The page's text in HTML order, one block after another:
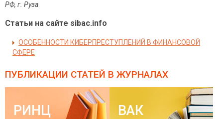
РФ, г Руза
Статьи на сайте sibac.info
ОСОБЕННОСТИ КИБЕРПРЕСТУПЛЕНИЙ В ФИНАНСОВОЙ
СФЕРЕ
ПУБЛИКАЦИИ СТАТЕЙ В ЖУРНАЛАХ
РИНЦ ВАК